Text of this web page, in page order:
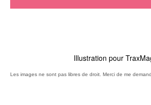
Illustration pour
Les images ne sont pas libres de droit. Merci de me